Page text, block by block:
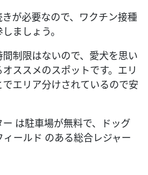
が必要なので、ワクチン接種
ましょう。
制限はないので、愛犬を思い
ススメのスポットです。エリ
エリア分けされているので安
は駐車場が無料で、ドッグ
ールド のある総合レジャー